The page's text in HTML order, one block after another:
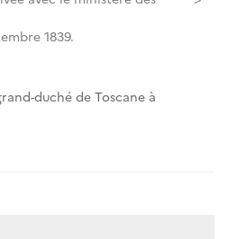
1839.
duché de Toscane à